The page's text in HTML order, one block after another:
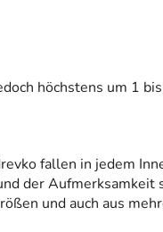
höchstens um 1
fallen in jedem
der Aufmerksamkeit
und auch aus